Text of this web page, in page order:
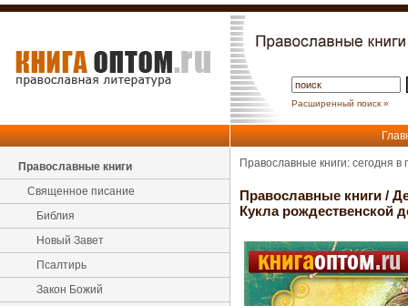
Расширенный поиск »
Православные книги
Священное писание
Библия
Новый Завет
Псалтирь
Закон Божий
Православные книги: сегодня
Православные книги /
Кукла рождественской